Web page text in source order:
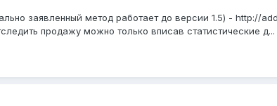
заявленный метод работает до версии 1.5) - http://
продажу можно только вписав статистические д...